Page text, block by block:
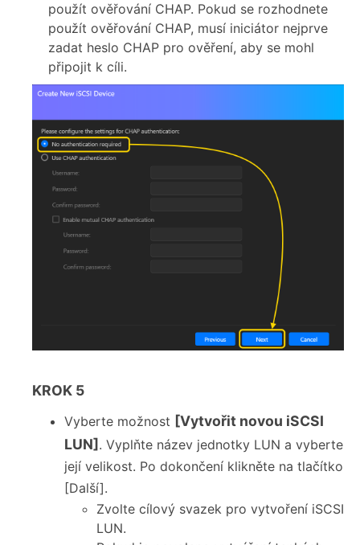
použít ověřování CHAP. Pokud se rozhodnete
použít ověřování CHAP, musí iniciátor nejprve
zadat heslo CHAP pro ověření, aby se mohl
připojit k cíli.
KROK 5
Vyberte možnost [Vytvořit novou iSCSI
LUN] . Vyplňte název jednotky LUN a vyberte
její velikost. Po dokončení klikněte na tlačítko
[Další].
Zvolte cílový svazek pro vytvoření iSCSI
LUN.